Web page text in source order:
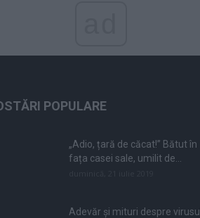
POPULARE
„Adio, țară de căcat!” Bătut în
fața casei sale, umilit de...
Adevăr și mituri despre virusul